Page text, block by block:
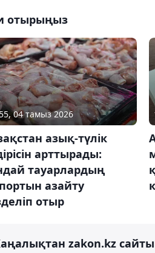
отырыңыз
04 тамыз 2026
азық-түлік
арттырады:
тауарлардың
азайту
отыр
zakon.kz